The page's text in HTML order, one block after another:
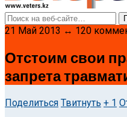
21 Май 2013 ↔ 120
Отстоим свои
запрета
Поделиться Твитнуть + 1